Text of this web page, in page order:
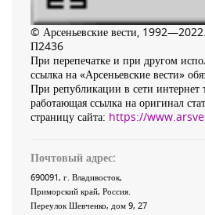
© Арсеньевские вести,
П2436
При перепечатке и при другом
ссылка на «Арсеньевские вести»
При републикации в сети интернет
работающая ссылка на оригинал
страницу сайта: https://
Почтовый адрес:
690091, г. Владивосток,
Приморский край, Россия
Переулок Шевченко, дом 9, 27